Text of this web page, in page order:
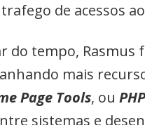
de acessos
do tempo, Rasmus
mais
Page Tools, ou
sistemas e